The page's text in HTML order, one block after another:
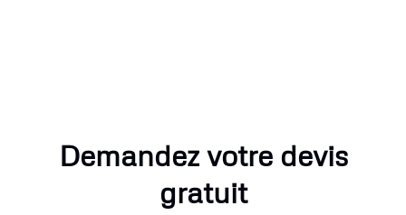
Demandez votre devis
gratuit